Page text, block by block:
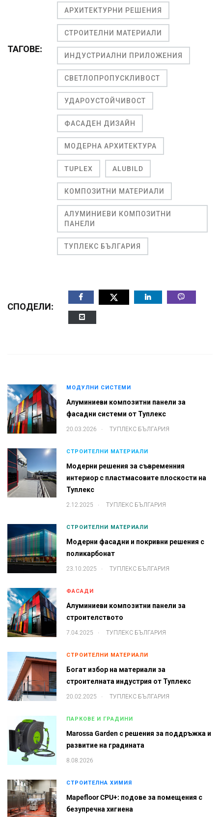
ТАГОВЕ:
АРХИТЕКТУРНИ РЕШЕНИЯ
СТРОИТЕЛНИ МАТЕРИАЛИ
ИНДУСТРИАЛНИ ПРИЛОЖЕНИЯ
СВЕТЛОПРОПУСКЛИВОСТ
УДАРОУСТОЙЧИВОСТ
ФАСАДЕН ДИЗАЙН
МОДЕРНА АРХИТЕКТУРА
TUPLEX ALUBILD
КОМПОЗИТНИ МАТЕРИАЛИ
АЛУМИНИЕВИ КОМПОЗИТНИ
ПАНЕЛИ
ТУПЛЕКС БЪЛГАРИЯ
СПОДЕЛИ:
МОДУЛНИ СИСТЕМИ
Алуминиеви композитни панели за
фасадни системи от Туплекс
20.03.2026 . ТУПЛЕКС БЪЛГАРИЯ
СТРОИТЕЛНИ МАТЕРИАЛИ
Mодерни решения за съвременния
интериор с пластмасовите плоскости на
Туплекс
2.12.2025 . ТУПЛЕКС БЪЛГАРИЯ
СТРОИТЕЛНИ МАТЕРИАЛИ
Модерни фасадни и покривни решения с
поликарбонат
23.10.2025 . ТУПЛЕКС БЪЛГАРИЯ
ФАСАДИ
Алуминиеви композитни панели за
строителството
7.04.2025 . ТУПЛЕКС БЪЛГАРИЯ
СТРОИТЕЛНИ МАТЕРИАЛИ
Богат избор на материали за
строителната индустрия от Туплекс
20.02.2025 . ТУПЛЕКС БЪЛГАРИЯ
ПАРКОВЕ И ГРАДИНИ
Marossa Garden с решения за поддръжка и
развитие на градината
8.08.2026
СТРОИТЕЛНА ХИМИЯ
Mapefloor CPU+: подове за помещения с
безупречна хигиена